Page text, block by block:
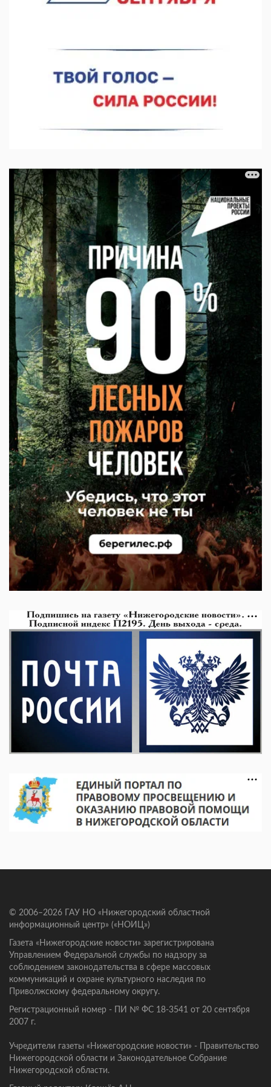
© 2006–2026 ГАУ НО «Нижегородский областной
информационный центр» («НОИЦ»)
Газета «Нижегородские новости» зарегистрирована
Управлением Федеральной службы по надзору за
соблюдением законодательства в сфере массовых
коммуникаций и охране культурного наследия по
Приволжскому федеральному округу.
Регистрационный номер - ПИ № ФС 18-3541 от 20 сентября
2007 г.
Учредители газеты «Нижегородские новости» - Правительство
Нижегородской области и Законодательное Собрание
Нижегородской области.